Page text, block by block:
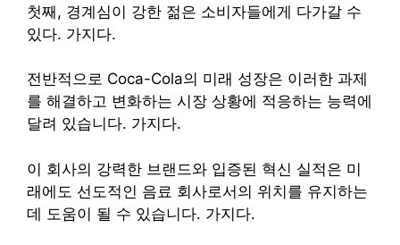
첫째, 경계심이 강한 젊은 소비자들에게 다가갈 수
있다. 가지다.
전반적으로 Coca-Cola의 미래 성장은 이러한 과제
를 해결하고 변화하는 시장 상황에 적응하는 능력에
달려 있습니다. 가지다.
이 회사의 강력한 브랜드와 입증된 혁신 실적은 미
래에도 선도적인 음료 회사로서의 위치를 ​​유지하는
데 도움이 될 수 있습니다. 가지다.